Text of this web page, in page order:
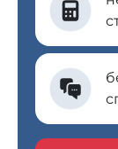
Мокрицы
Пылевые
Кроты